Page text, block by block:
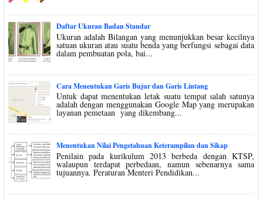
Daftar Ukuran Badan Standar
Ukuran adalah Bilangan yang menunjukkan besar kecilnya
satuan ukuran atau suatu benda yang berfungsi sebagai data
dalam pembuatan pola, bai...
Cara Menentukan Garis Bujur dan Garis Lintang
Untuk dapat menentukan letak suatu tempat salah satunya
adalah dengan menggunakan Google Map yang merupakan
layanan pemetaan yang dikembang...
Menentukan Nilai Pengetahuan Keterampilan dan Sikap
Penilain pada kurikulum 2013 berbeda dengan KTSP,
walaupun terdapat perbedaan, namun sebenarnya sama
tujuannya. Peraturan Menteri Pendidikan...